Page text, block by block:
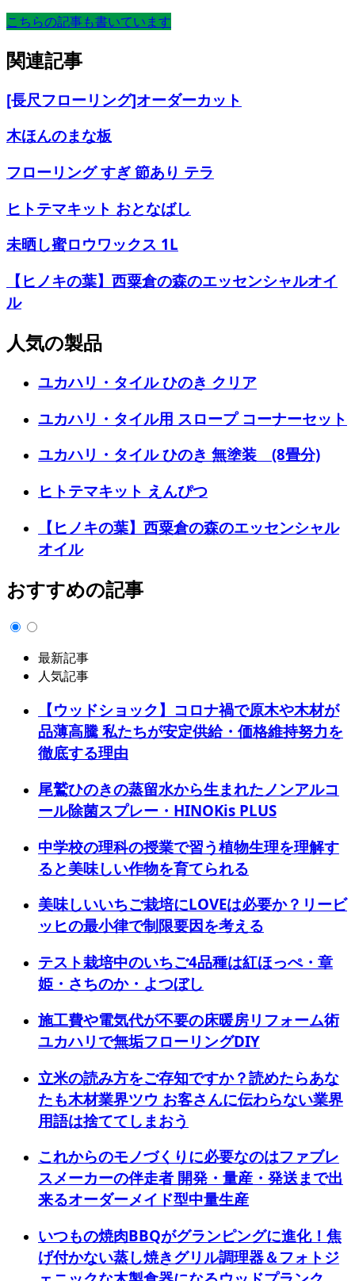
こちらの記事も書いています
関連記事
[長尺フローリング]オーダーカット
木ほんのまな板
フローリング すぎ 節あり テラ
ヒトテマキット おとなばし
未晒し蜜ロウワックス 1L
【ヒノキの葉】西粟倉の森のエッセンシャルオイ
ル
人気の製品
ユカハリ・タイル ひのき クリア
ユカハリ・タイル用 スロープ コーナーセット
ユカハリ・タイル ひのき 無塗装 (8畳分)
ヒトテマキット えんぴつ
【ヒノキの葉】西粟倉の森のエッセンシャル
オイル
おすすめの記事
最新記事
人気記事
【ウッドショック】コロナ禍で原木や木材が
品薄高騰 私たちが安定供給・価格維持努力を
徹底する理由
尾鷲ひのきの蒸留水から生まれたノンアルコ
ール除菌スプレー・HINOKis PLUS
中学校の理科の授業で習う植物生理を理解す
ると美味しい作物を育てられる
美味しいいちご栽培にLOVEは必要か？リービ
ッヒの最小律で制限要因を考える
テスト栽培中のいちご4品種は紅ほっぺ・章
姫・さちのか・よつぼし
施工費や電気代が不要の床暖房リフォーム術
ユカハリで無垢フローリングDIY
立米の読み方をご存知ですか？読めたらあな
たも木材業界ツウ お客さんに伝わらない業界
用語は捨ててしまおう
これからのモノづくりに必要なのはファブレ
スメーカーの伴走者 開発・量産・発送まで出
来るオーダーメイド型中量生産
いつもの焼肉BBQがグランピングに進化！焦
げ付かない蒸し焼きグリル調理器＆フォトジ